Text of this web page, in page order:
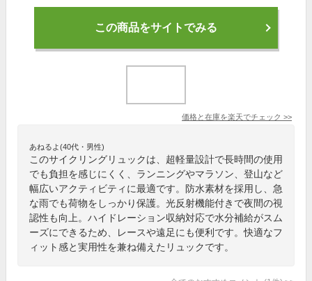
この商品をサイトでみる
価格と在庫を楽天でチェック >>
あねるよ(40代・男性)
このサイクリングリュックは、超軽量設計で長時間の使用
でも負担を感じにくく、ランニングやマラソン、登山など
幅広いアクティビティに最適です。防水素材を採用し、急
な雨でも荷物をしっかり保護。光反射機能付きで夜間の視
認性も向上。ハイドレーション収納対応で水分補給がスム
ーズにできるため、レースや遠足にも便利です。快適なフ
ィット感と実用性を兼ね備えたリュックです。